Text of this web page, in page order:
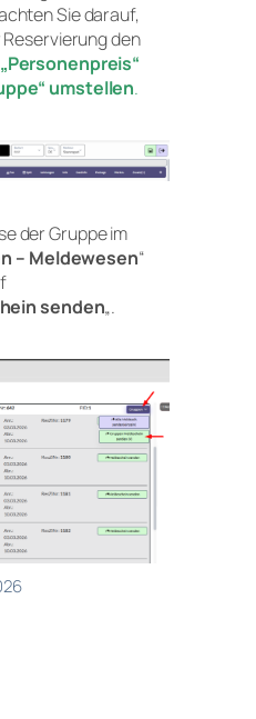
Sie darauf,
Reservierung den
umstellen.
der Gruppe im
– Meldewesen“
senden„.